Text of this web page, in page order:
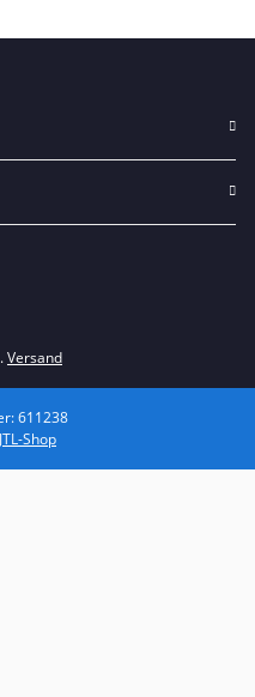
Versand
611238
JTL-Shop